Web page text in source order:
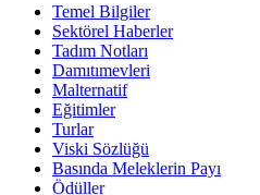
Temel Bilgiler
Sektörel Haberler
Tadım Notları
Damıtımevleri
Malternatif
Eğitimler
Turlar
Viski Sözlüğü
Basında Meleklerin Payı
Ödüller